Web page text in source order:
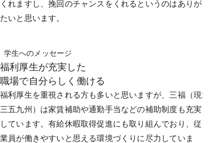
くれますし、挽回のチャンスをくれるというのはありが
たいと思います。
学生へのメッセージ
福利厚生が充実した
職場で自分らしく働ける
福利厚生を重視される方も多いと思いますが、三福（現:
三五九州）は家賃補助や通勤手当などの補助制度も充実
しています。有給休暇取得促進にも取り組んでおり、従
業員が働きやすいと思える環境づくりに尽力していま